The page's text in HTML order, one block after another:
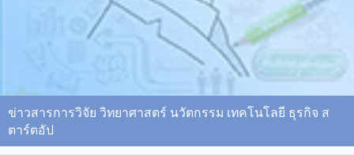
ข่าวสารการวิจัย วิทยาศาสตร์ นวัตกรรม เทคโนโลยี ธุรกิจ ส
ตาร์ตอัป